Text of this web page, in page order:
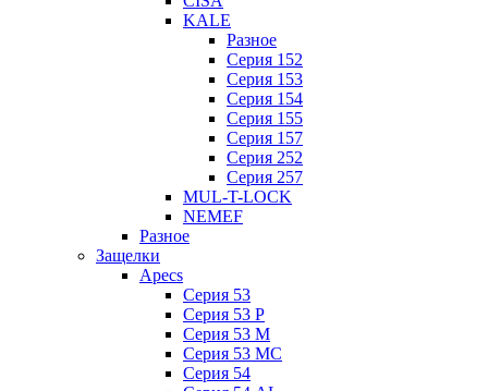
KALE
Разное
Серия 152
Серия 153
Серия 154
Серия 155
Серия 157
Серия 252
Серия 257
MUL-T-LOCK
NEMEF
Разное
Защелки
Apecs
Серия 53
Серия 53 P
Серия 53 М
Серия 53 МC
Серия 54